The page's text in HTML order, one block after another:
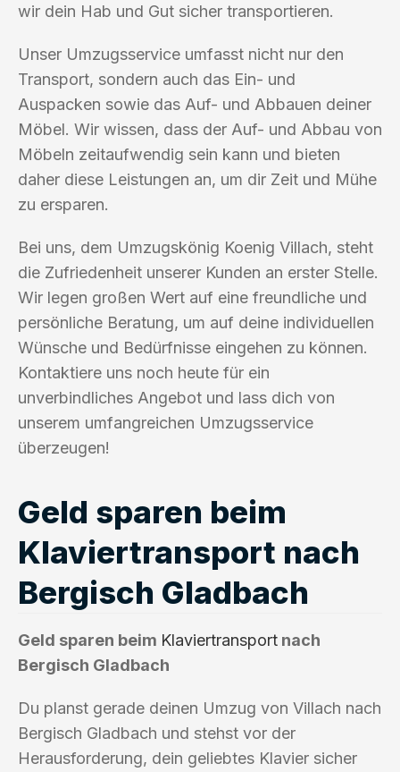
wir dein Hab und Gut sicher transportieren.
Unser Umzugsservice umfasst nicht nur den
Transport, sondern auch das Ein- und
Auspacken sowie das Auf- und Abbauen deiner
Möbel. Wir wissen, dass der Auf- und Abbau von
Möbeln zeitaufwendig sein kann und bieten
daher diese Leistungen an, um dir Zeit und Mühe
zu ersparen.
Bei uns, dem Umzugskönig Koenig Villach, steht
die Zufriedenheit unserer Kunden an erster Stelle.
Wir legen großen Wert auf eine freundliche und
persönliche Beratung, um auf deine individuellen
Wünsche und Bedürfnisse eingehen zu können.
Kontaktiere uns noch heute für ein
unverbindliches Angebot und lass dich von
unserem umfangreichen Umzugsservice
überzeugen!
Geld sparen beim
Klaviertransport nach
Bergisch Gladbach
Geld sparen beim Klaviertransport nach
Bergisch Gladbach
Du planst gerade deinen Umzug von Villach nach
Bergisch Gladbach und stehst vor der
Herausforderung, dein geliebtes Klavier sicher